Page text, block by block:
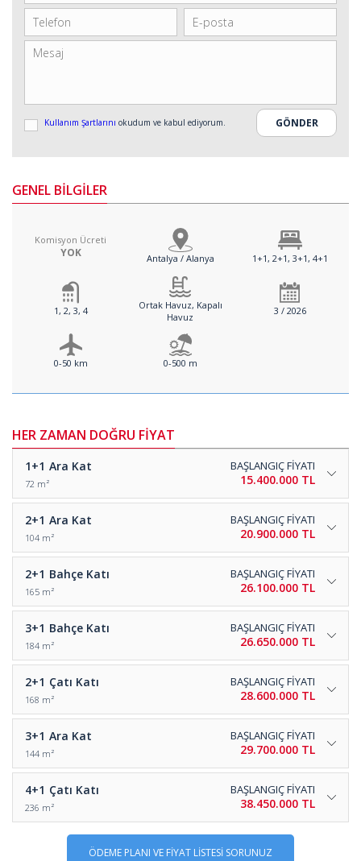
Kullanım Şartlarını okudum ve kabul ediyorum.
GENEL BİLGİLER
Komisyon Ücreti
YOK Antalya / Alanya 1+1, 2+1, 3+1, 4+1
1, 2, 3, 4
Ortak Havuz, Kapalı
Havuz
3 / 2026
0-50 km 0-500 m
HER ZAMAN DOĞRU FİYAT
1+1 Ara Kat
72 m²
BAŞLANGIÇ FİYATI
15.400.000 TL
2+1 Ara Kat
104 m²
BAŞLANGIÇ FİYATI
20.900.000 TL
2+1 Bahçe Katı
165 m²
BAŞLANGIÇ FİYATI
26.100.000 TL
3+1 Bahçe Katı
184 m²
BAŞLANGIÇ FİYATI
26.650.000 TL
2+1 Çatı Katı
168 m²
BAŞLANGIÇ FİYATI
28.600.000 TL
3+1 Ara Kat
144 m²
BAŞLANGIÇ FİYATI
29.700.000 TL
4+1 Çatı Katı
236 m²
BAŞLANGIÇ FİYATI
38.450.000 TL
ÖDEME PLANI VE FİYAT LİSTESİ SORUNUZ